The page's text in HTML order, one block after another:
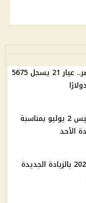
أسعار الذهب اليوم في مصر.. عيار 21 يسجل 5675
تعطيل العمل بالبنوك الخميس 2 يوليو بمناسبة
موعد صرف مرتبات يوليو 2026 بالزيادة الجديدة